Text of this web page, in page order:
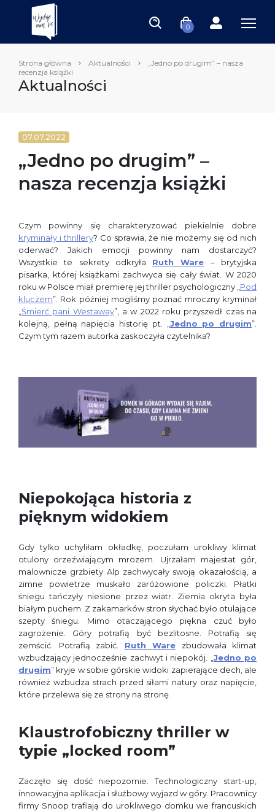
0
Strona główna Aktualności
„Jedno po drugim” – nasza
recenzja książki
Aktualności
07.07.2022
„Jedno po drugim” –
nasza recenzja książki
Czym powinny się charakteryzować piekielnie dobre
kryminały i thrillery? Co sprawia, że nie możemy się od nich
oderwać? Jakich emocji powinny nam dostarczyć?
Wszystkie te sekrety odkryła Ruth Ware – brytyjska
pisarka, której książkami zachwyca się cały świat. W 2020
roku w Polsce miał premierę jej thriller psychologiczny „ Pod
kluczem”. Rok później mogliśmy poznać mroczny kryminał
Śmierć pani Westaway”, a w 2022 roku przyszedł czas na
kolejną, pełną napięcia historię pt. „ Jedno po drugim”.
Czym tym razem autorka zaskoczyła czytelnika?
Niepokojąca historia z
pięknym widokiem
Gdy tylko uchyliłam okładkę, poczułam urokliwy klimat
otulony orzeźwiającym mrozem. Ujrzałam majestat gór,
malownicze grzbiety Alp zachwycały swoją okazałością, a
zimne powietrze muskało zaróżowione policzki. Płatki
śniegu tańczyły niesione przez wiatr. Ziemia okryta była
białym puchem. Z zakamarków stron słychać było otulające
szepty śniegu. Mimo otaczającego piękna czuć było
zagrożenie. Góry potrafią być bezlitosne. Potrafią się
zemścić. Potrafią zabić. Ruth Ware zbudowała klimat
wzbudzający jednocześnie zachwyt i niepokój. „Jedno po
drugim” kryje w sobie górskie widoki zapierające dech, ale
również wzbudza strach przed siłami natury oraz napięcie,
które przelewa się ze strony na stronę.
Klaustrofobiczny thriller w
typie „locked room”
Zaczęło się dość niepozornie. Technologiczny start-up,
innowacyjna aplikacja i służbowy wyjazd w góry. Pracownicy
firmy Snoop trafiają do urokliwego domku we francuskich